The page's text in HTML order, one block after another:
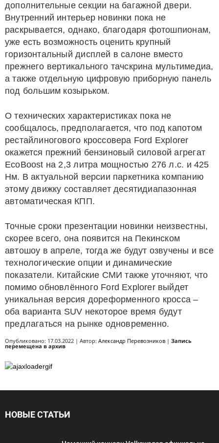
дополнительные секции на багажной двери.
Внутренний интерьер новинки пока не
раскрывается, однако, благодаря фотошпионам,
уже есть возможность оценить крупный
горизонтальный дисплей в салоне вместо
прежнего вертикального тачскрина мультимедиа,
а также отдельную цифровую приборную панель
под большим козырьком.
О технических характеристиках пока не
сообщалось, предполагается, что под капотом
рестайлиногового кроссовера Ford Explorer
окажется прежний бензиновый силовой агрегат
EcoBoost на 2,3 литра мощностью 276 л.с. и 425
Нм. В актуальной версии паркетника компанию
этому движку составляет десятидиапазонная
автоматическая КПП.
Точные сроки презентации новинки неизвестны,
скорее всего, она появится на Пекинском
автошоу в апреле, тогда же будут озвучены и все
технологические опции и динамические
показатели. Китайские СМИ также уточняют, что
помимо обновлённого Ford Explorer выйдет
уникальная версия дореформенного кросса –
оба варианта SUV некоторое время будут
предлагаться на рынке одновременно.
Опубликовано: 17.03.2022 | Автор: Александр Перевозников | Запись
перемещена в архив
НОВЫЕ СТАТЬИ